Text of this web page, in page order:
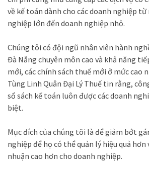
về kế toán dành cho các doanh nghiệp
nghiệp lớn đến doanh nghiệp nhỏ.
Chúng tôi có đội ngũ nhân viên hành
Đà Nẵng chuyên môn cao và khả năng
mới, các chính sách thuế mới ở mức cao
Tùng Linh Quân Đại Lý Thuế tin rằng,
sổ sách kế toán luôn được các doanh
biệt.
Mục đích của chúng tôi là để giảm bớt
nghiệp để họ có thể quản lý hiệu quả
nhuận cao hơn cho doanh nghiệp.